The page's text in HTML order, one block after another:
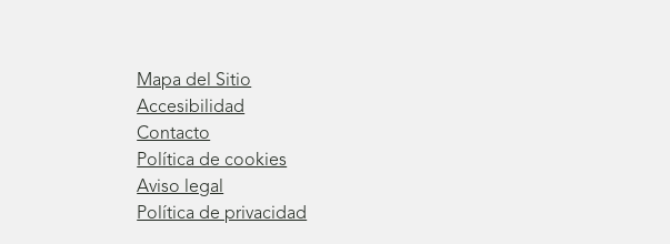
Mapa del Sitio
Accesibilidad
Contacto
Política de cookies
Aviso legal
Política de privacidad